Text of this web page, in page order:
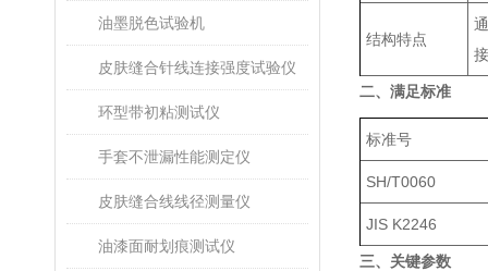
油墨脱色试验机
皮肤缝合针线连接强度试验仪
环型带初粘测试仪
手套不泄漏性能测定仪
皮肤缝合线线径测量仪
油漆面耐划痕测试仪
结构特点
二、满足标准
标准号
SH/T0060
JIS K2246
三、关键参数